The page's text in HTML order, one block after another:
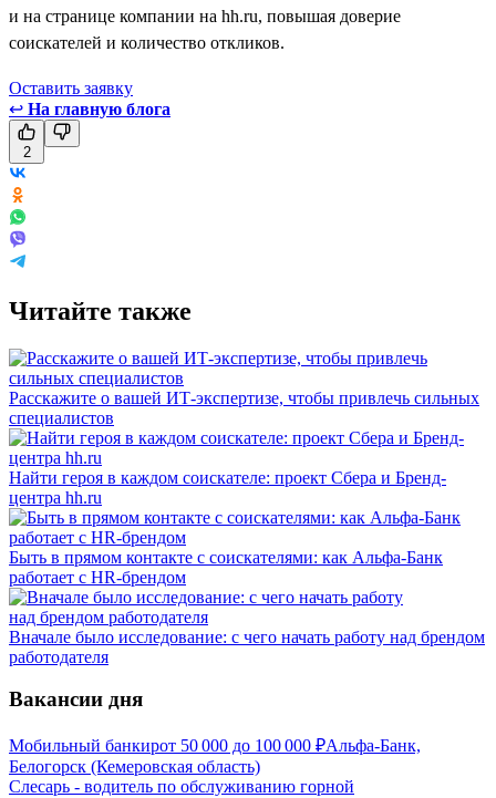
и на странице компании на hh.ru, повышая доверие
соискателей и количество откликов.
Оставить заявку
↩ На главную блога
2
Читайте также
Расскажите о вашей ИТ-экспертизе, чтобы привлечь сильных
специалистов
Найти героя в каждом соискателе: проект Сбера и Бренд-
центра hh.ru
Быть в прямом контакте с соискателями: как Альфа-Банк
работает с HR-брендом
Вначале было исследование: с чего начать работу над брендом
работодателя
Вакансии дня
Мобильный банкирот 50 000 до 100 000 ₽Альфа-Банк,
Белогорск (Кемеровская область)
Слесарь - водитель по обслуживанию горной